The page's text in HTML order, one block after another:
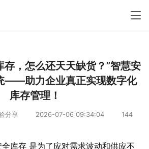
存，怎么还天天缺货？”智慧安
——助力企业真正实现数字化
库存管理！
分享 2026-07-06 09:34:04 144
库存 是为了应对需求波动和供应不